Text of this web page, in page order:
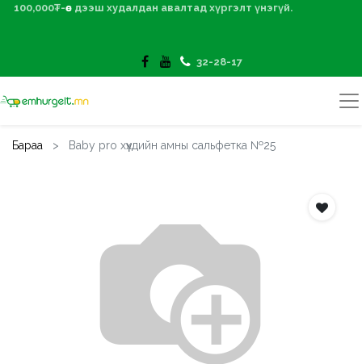
100,000₮-өөс дээш худалдан авалтад хүргэлт үнэгүй.
32-28-17
Бараа Baby pro хүүхдийн амны сальфетка №25